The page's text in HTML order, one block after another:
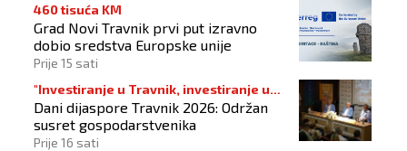
460 tisuća KM
Grad Novi Travnik prvi put izravno
dobio sredstva Europske unije
Prije 15 sati
"Investiranje u Travnik, investiranje u
budućnost"
Dani dijaspore Travnik 2026: Održan
susret gospodarstvenika
Prije 16 sati